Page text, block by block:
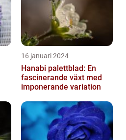
16 januari 2024
Hanabi palettblad: En
fascinerande växt med
imponerande variation